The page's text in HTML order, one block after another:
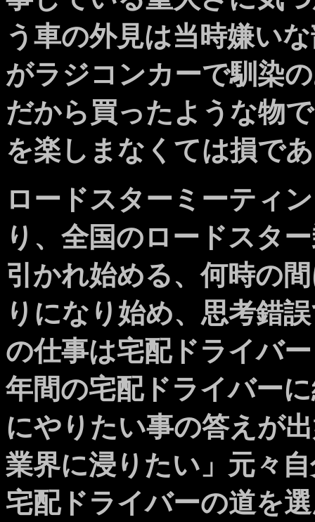
う車の外見は当時嫌い
がラジコンカーで馴染
だから買ったような物
を楽しまなくては損で
ロードスターミーティ
り、全国のロードスタ
引かれ始める、何時の
りになり始め、思考錯
の仕事は宅配ドライバ
年間の宅配ドライバー
にやりたい事の答えが
業界に浸りたい」元々
宅配ドライバーの道を